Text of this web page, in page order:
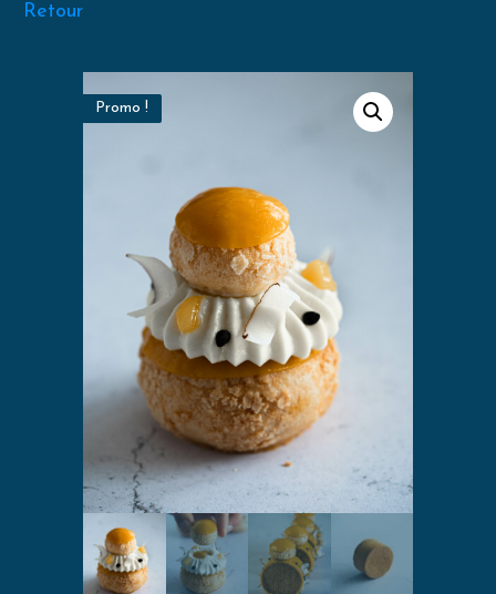
Retour
Promo !